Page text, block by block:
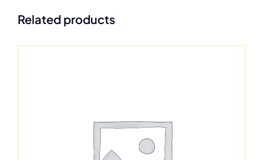
Related products